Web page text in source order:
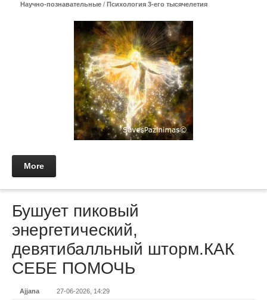
Научно-познавательные / Психология 3-его тысячелетия
More
Бушует пиковый
энергетический,
девятибалльный шторм.КАК
СЕБЕ ПОМОЧЬ
Ajjana 27-06-2026, 14:29